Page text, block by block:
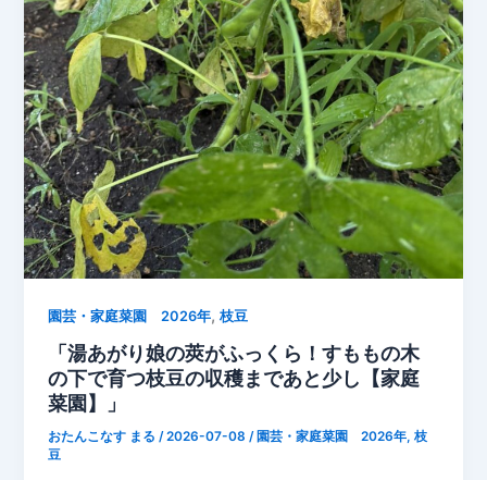
な
分
だ
け
収
穫
で
き
る
家
菜
園
の
強
味
園芸・家庭菜園 2026年,枝豆
「湯あがり娘の莢がふっくら！すももの木
の下で育つ枝豆の収穫まであと少し【家庭
菜園】」
おたんこなす まる/2026-07-08/ 園芸・家庭菜園 2026年,枝
豆